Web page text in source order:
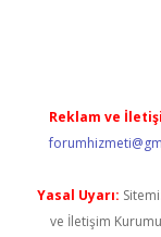
Reklam ve
Yasal Uyarı:
ve İletişim